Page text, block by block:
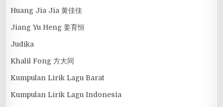
Huang Jia Jia 黄佳佳
Jiang Yu Heng 姜育恒
Judika
Khalil Fong 方大同
Kumpulan Lirik Lagu Barat
Kumpulan Lirik Lagu Indonesia